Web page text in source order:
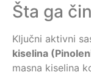
Šta ga
Ključni aktivni
kiselina
masna kiselina